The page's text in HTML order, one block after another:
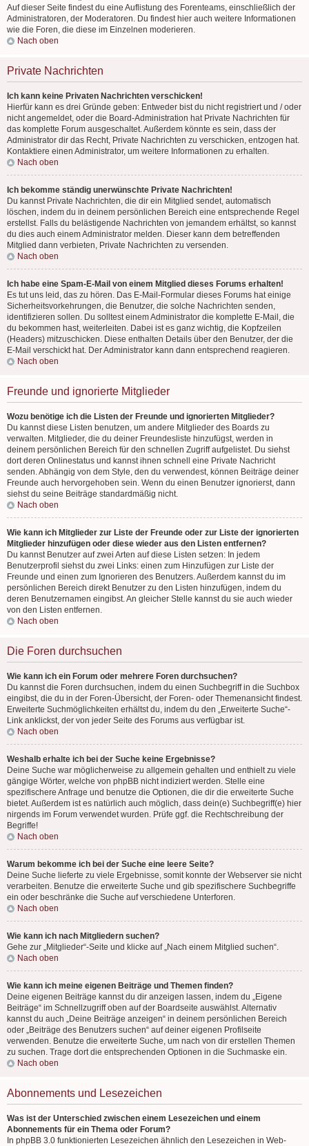
Auf dieser Seite findest du eine Auflistung des Forenteams, einschließlich der
Administratoren, der Moderatoren. Du findest hier auch weitere Informationen
wie die Foren, die diese im Einzelnen moderieren.
Nach oben
Private Nachrichten
Ich kann keine Privaten Nachrichten verschicken!
Hierfür kann es drei Gründe geben: Entweder bist du nicht registriert und / oder
nicht angemeldet, oder die Board-Administration hat Private Nachrichten für
das komplette Forum ausgeschaltet. Außerdem könnte es sein, dass der
Administrator dir das Recht, Private Nachrichten zu verschicken, entzogen hat.
Kontaktiere einen Administrator, um weitere Informationen zu erhalten.
Nach oben
Ich bekomme ständig unerwünschte Private Nachrichten!
Du kannst Private Nachrichten, die dir ein Mitglied sendet, automatisch
löschen, indem du in deinem persönlichen Bereich eine entsprechende Regel
erstellst. Falls du belästigende Nachrichten von jemandem erhältst, so kannst
du dies auch einem Administrator melden. Dieser kann dem betreffenden
Mitglied dann verbieten, Private Nachrichten zu versenden.
Nach oben
Ich habe eine Spam-E-Mail von einem Mitglied dieses Forums erhalten!
Es tut uns leid, das zu hören. Das E-Mail-Formular dieses Forums hat einige
Sicherheitsvorkehrungen, die Benutzer, die solche Nachrichten senden,
identifizieren sollen. Du solltest einem Administrator die komplette E-Mail, die
du bekommen hast, weiterleiten. Dabei ist es ganz wichtig, die Kopfzeilen
(Headers) mitzuschicken. Diese enthalten Details über den Benutzer, der die
E-Mail verschickt hat. Der Administrator kann dann entsprechend reagieren.
Nach oben
Freunde und ignorierte Mitglieder
Wozu benötige ich die Listen der Freunde und ignorierten Mitglieder?
Du kannst diese Listen benutzen, um andere Mitglieder des Boards zu
verwalten. Mitglieder, die du deiner Freundesliste hinzufügst, werden in
deinem persönlichen Bereich für den schnellen Zugriff aufgelistet. Du siehst
dort deren Onlinestatus und kannst ihnen schnell eine Private Nachricht
senden. Abhängig von dem Style, den du verwendest, können Beiträge deiner
Freunde auch hervorgehoben sein. Wenn du einen Benutzer ignorierst, dann
siehst du seine Beiträge standardmäßig nicht.
Nach oben
Wie kann ich Mitglieder zur Liste der Freunde oder zur Liste der ignorierten
Mitglieder hinzufügen oder diese wieder aus den Listen entfernen?
Du kannst Benutzer auf zwei Arten auf diese Listen setzen: In jedem
Benutzerprofil siehst du zwei Links: einen zum Hinzufügen zur Liste der
Freunde und einen zum Ignorieren des Benutzers. Außerdem kannst du im
persönlichen Bereich direkt Benutzer zu den Listen hinzufügen, indem du
deren Benutzernamen eingibst. An gleicher Stelle kannst du sie auch wieder
von den Listen entfernen.
Nach oben
Die Foren durchsuchen
Wie kann ich ein Forum oder mehrere Foren durchsuchen?
Du kannst die Foren durchsuchen, indem du einen Suchbegriff in die Suchbox
eingibst, die du in der Foren-Übersicht, der Foren- oder Themenansicht findest.
Erweiterte Suchmöglichkeiten erhältst du, indem du den „Erweiterte Suche“-
Link anklickst, der von jeder Seite des Forums aus verfügbar ist.
Nach oben
Weshalb erhalte ich bei der Suche keine Ergebnisse?
Deine Suche war möglicherweise zu allgemein gehalten und enthielt zu viele
gängige Wörter, welche von phpBB nicht indiziert werden. Stelle eine
spezifischere Anfrage und benutze die Optionen, die dir die erweiterte Suche
bietet. Außerdem ist es natürlich auch möglich, dass dein(e) Suchbegriff(e) hier
nirgends im Forum verwendet wurden. Prüfe ggf. die Rechtschreibung der
Begriffe!
Nach oben
Warum bekomme ich bei der Suche eine leere Seite?
Deine Suche lieferte zu viele Ergebnisse, somit konnte der Webserver sie nicht
verarbeiten. Benutze die erweiterte Suche und gib spezifischere Suchbegriffe
ein oder beschränke die Suche auf verschiedene Unterforen.
Nach oben
Wie kann ich nach Mitgliedern suchen?
Gehe zur „Mitglieder“-Seite und klicke auf „Nach einem Mitglied suchen“.
Nach oben
Wie kann ich meine eigenen Beiträge und Themen finden?
Deine eigenen Beiträge kannst du dir anzeigen lassen, indem du „Eigene
Beiträge“ im Schnellzugriff oben auf der Boardseite auswählst. Alternativ
kannst du auch „Deine Beiträge anzeigen“ in deinem persönlichen Bereich
oder „Beiträge des Benutzers suchen“ auf deiner eigenen Profilseite
verwenden. Benutze die erweiterte Suche, um nach von dir erstellen Themen
zu suchen. Trage dort die entsprechenden Optionen in die Suchmaske ein.
Nach oben
Abonnements und Lesezeichen
Was ist der Unterschied zwischen einem Lesezeichen und einem
Abonnements für ein Thema oder Forum?
In phpBB 3.0 funktionierten Lesezeichen ähnlich den Lesezeichen in Web-